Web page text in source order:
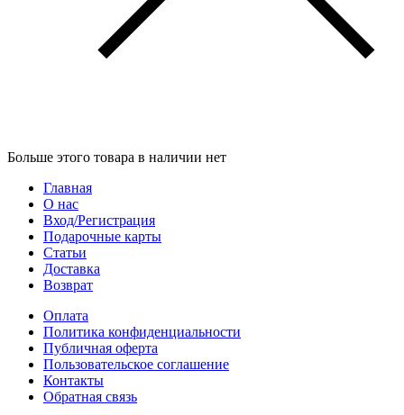
Больше этого товара в наличии нет
Главная
О нас
Вход/Регистрация
Подарочные карты
Статьи
Доставка
Возврат
Оплата
Политика конфиденциальности
Публичная оферта
Пользовательское соглашение
Контакты
Обратная связь